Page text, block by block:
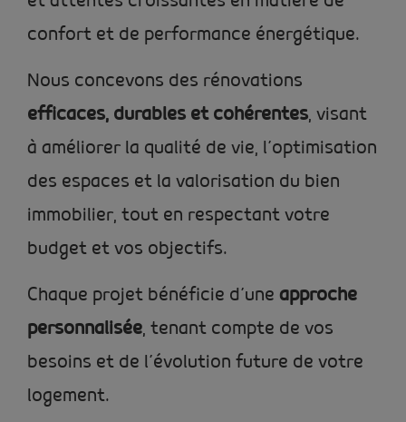
confort et de performance énergétique.
Nous concevons des rénovations
efficaces, durables et cohérentes, visant
à améliorer la qualité de vie, l’optimisation
des espaces et la valorisation du bien
immobilier, tout en respectant votre
budget et vos objectifs.
Chaque projet bénéficie d’une approche
personnalisée, tenant compte de vos
besoins et de l’évolution future de votre
logement.